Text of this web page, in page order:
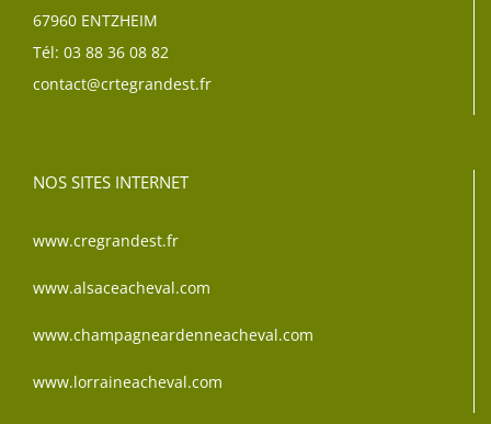
67960 ENTZHEIM
Tél: 03 88 36 08 82
contact@crtegrandest.fr
NOS SITES INTERNET
www.cregrandest.fr
www.alsaceacheval.com
www.champagneardenneacheval.com
www.lorraineacheval.com